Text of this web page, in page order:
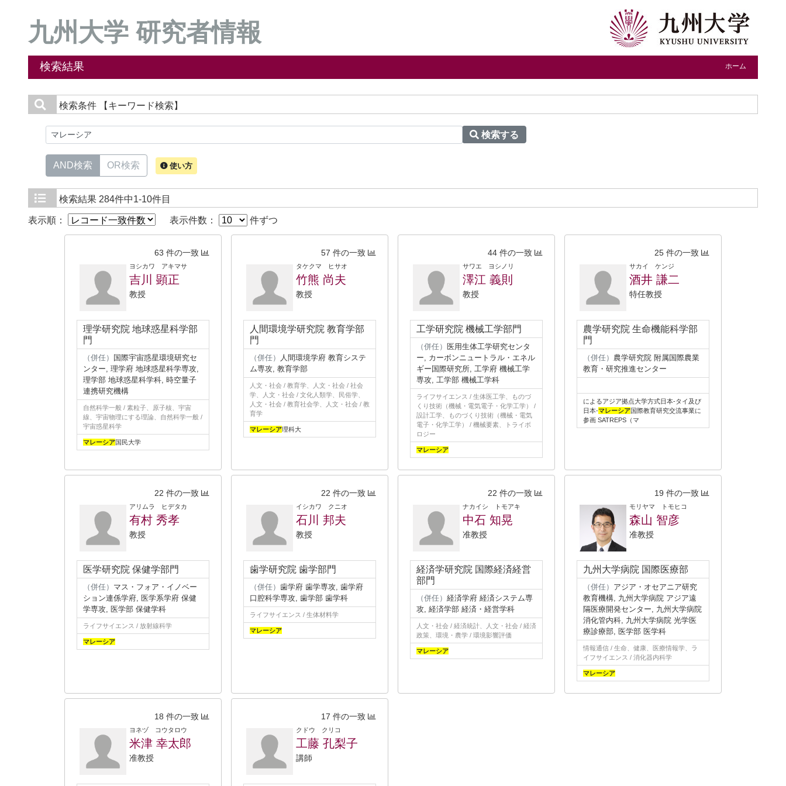
九州大学 研究者情報
検索結果 ホーム
検索条件 【キーワード検索】
検索する
AND検索 OR検索 使い方
検索結果 284件中1-10件目
表示順： 表示件数： 件ずつ
63 件の一致
ヨシカワ アキマサ
吉川 顕正
教授
理学研究院 地球惑星科学部
門
（併任）
国際宇宙惑星環境研究セ
ンター, 理学府 地球惑星科学専攻,
理学部 地球惑星科学科, 時空量子
連携研究機構
自然科学一般 / 素粒子、原子核、宇宙
線、宇宙物理にする理論、自然科学一般 /
宇宙惑星科学
マレーシア国民大学
57 件の一致
タケクマ ヒサオ
竹熊 尚夫
教授
人間環境学研究院 教育学部
門
（併任）
人間環境学府 教育システ
ム専攻, 教育学部
人文・社会 / 教育学、人文・社会 / 社会
学、人文・社会 / 文化人類学、民俗学、
人文・社会 / 教育社会学、人文・社会 / 教
育学
マレーシア理科大
44 件の一致
サワエ ヨシノリ
澤江 義則
教授
工学研究院 機械工学部門
（併任） 医用生体工学研究センタ
ー, カーボンニュートラル・エネル
ギー国際研究所, 工学府 機械工学
専攻, 工学部 機械工学科
ライフサイエンス / 生体医工学、ものづ
くり技術（機械・電気電子・化学工学） /
設計工学、ものづくり技術（機械・電気
電子・化学工学） / 機械要素、トライボ
ロジー
マレーシア
25 件の一致
サカイ ケンジ
酒井 謙二
特任教授
農学研究院 生命機能科学部
門
（併任） 農学研究院 附属国際農業
教育・研究推進センター
によるアジア拠点大学方式日本-タイ及び
日本-マレーシア国際教育研究交流事業に
参画 SATREPS（マ
22 件の一致
アリムラ ヒデタカ
有村 秀孝
教授
医学研究院 保健学部門
（併任） マス・フォア・イノベー
ション連係学府, 医学系学府 保健
学専攻, 医学部 保健学科
ライフサイエンス / 放射線科学
マレーシア
22 件の一致
イシカワ クニオ
石川 邦夫
教授
歯学研究院 歯学部門
（併任） 歯学府 歯学専攻, 歯学府
口腔科学専攻, 歯学部 歯学科
ライフサイエンス / 生体材料学
マレーシア
22 件の一致
ナカイシ トモアキ
中石 知晃
准教授
経済学研究院 国際経済経営
部門
（併任） 経済学府 経済システム専
攻, 経済学部 経済・経営学科
人文・社会 / 経済統計、人文・社会 / 経済
政策、環境・農学 / 環境影響評価
マレーシア
19 件の一致
モリヤマ トモヒコ
森山 智彦
准教授
九州大学病院 国際医療部
（併任） アジア・オセアニア研究
教育機構, 九州大学病院 アジア遠
隔医療開発センター, 九州大学病院
消化管内科, 九州大学病院 光学医
療診療部, 医学部 医学科
情報通信 / 生命、健康、医療情報学、ラ
イフサイエンス / 消化器内科学
マレーシア
18 件の一致
ヨネヅ コウタロウ
米津 幸太郎
准教授
17 件の一致
クドウ クリコ
工藤 孔梨子
講師